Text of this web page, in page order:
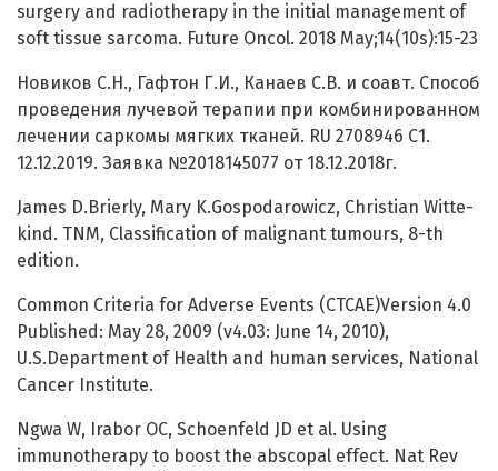
surgery and radiotherapy in the initial management of
soft tissue sarcoma. Future Oncol. 2018 May;14(10s):15-23
Новиков С.Н., Гафтон Г.И., Канаев С.В. и соавт. Способ
проведения лучевой терапии при комбинированном
лечении саркомы мягких тканей. RU 2708946 С1.
12.12.2019. Заявка №2018145077 от 18.12.2018г.
James D.Brierly, Mary K.Gospodarowicz, Christian Witte-
kind. TNM, Classification of malignant tumours, 8-th
edition.
Common Criteria for Adverse Events (CTCAE)Version 4.0
Published: May 28, 2009 (v4.03: June 14, 2010),
U.S.Department of Health and human services, National
Cancer Institute.
Ngwa W, Irabor OC, Schoenfeld JD et al. Using
immunotherapy to boost the abscopal effect. Nat Rev